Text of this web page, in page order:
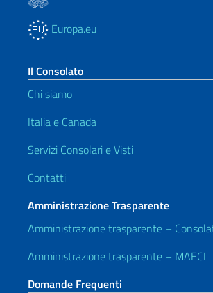
Europa.eu
Il Consolato
Chi siamo
Italia e Canada
Servizi Consolari e Visti
Contatti
Amministrazione Trasparente
Amministrazione trasparente –
Amministrazione trasparente – MAECI
Domande Frequenti